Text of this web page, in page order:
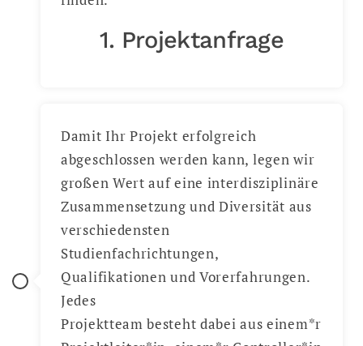
1. Projektanfrage
Damit Ihr Projekt erfolgreich
abgeschlossen werden kann, legen wir
großen Wert auf eine interdisziplinäre
Zusammensetzung und Diversität aus
verschiedensten
Studienfachrichtungen,
Qualifikationen und Vorerfahrungen.
Jedes
Projektteam besteht dabei aus einem*r